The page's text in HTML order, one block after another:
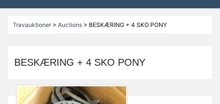
Travauktioner> Auctions> BESKÆRING + 4 SKO PONY
BESKÆRING + 4 SKO PONY